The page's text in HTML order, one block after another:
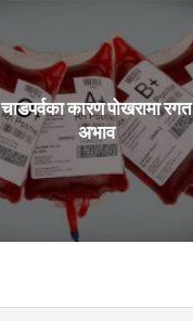
चाडपर्वका कारण पोखरामा रगत
अभाव